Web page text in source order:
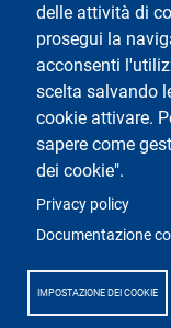
delle attività di
prosegui la
acconsenti
scelta salvando
cookie attivare.
sapere come
dei cookie".
Privacy policy
Documentazione
IMPOSTAZIONE DEI COOKIE
Testo
Università degli Studi
Via Festa del
Tel: +39 02 5032 5032
InformaStudenti
Posta Elettronica
C.F. 80012650158 -
Codice LEI
Logo